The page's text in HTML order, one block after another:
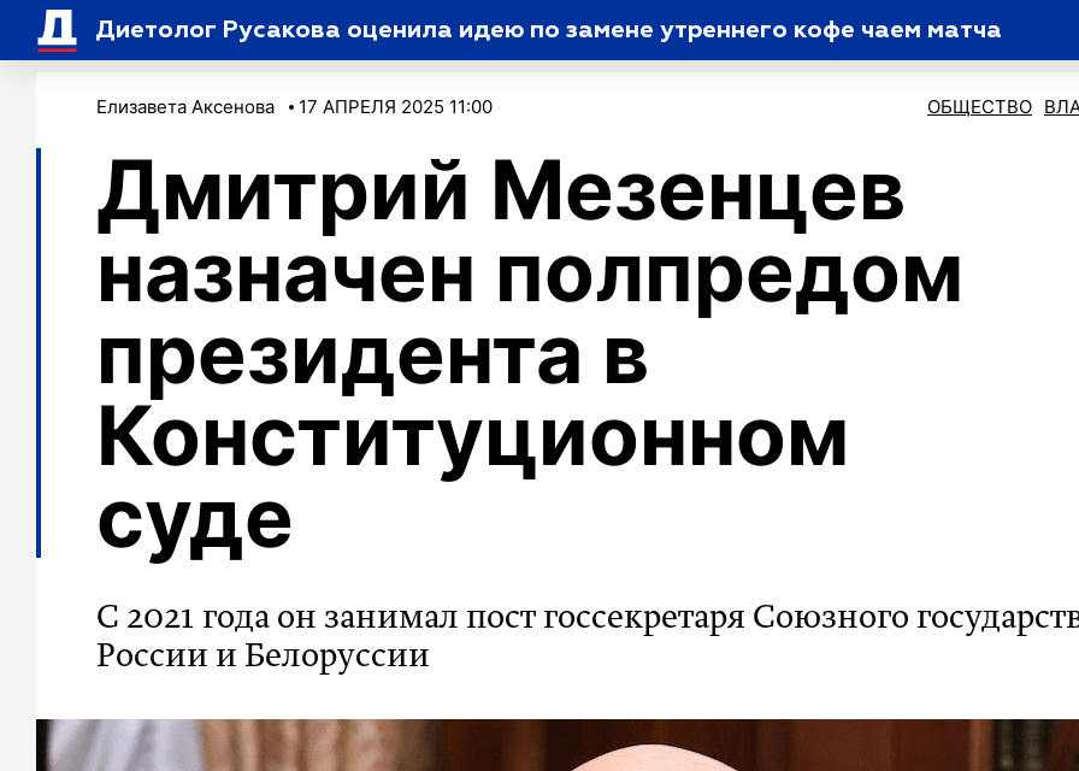
Диетолог Русакова оценила идею по замене утреннего кофе чаем матча
Елизавета Аксенова 17 АПРЕЛЯ 2025 11:00 ОБЩЕСТВО
Дмитрий Мезенцев
назначен полпредом
президента в
Конституционном
суде
С 2021 года он занимал пост госсекретаря Союзного
России и Белоруссии